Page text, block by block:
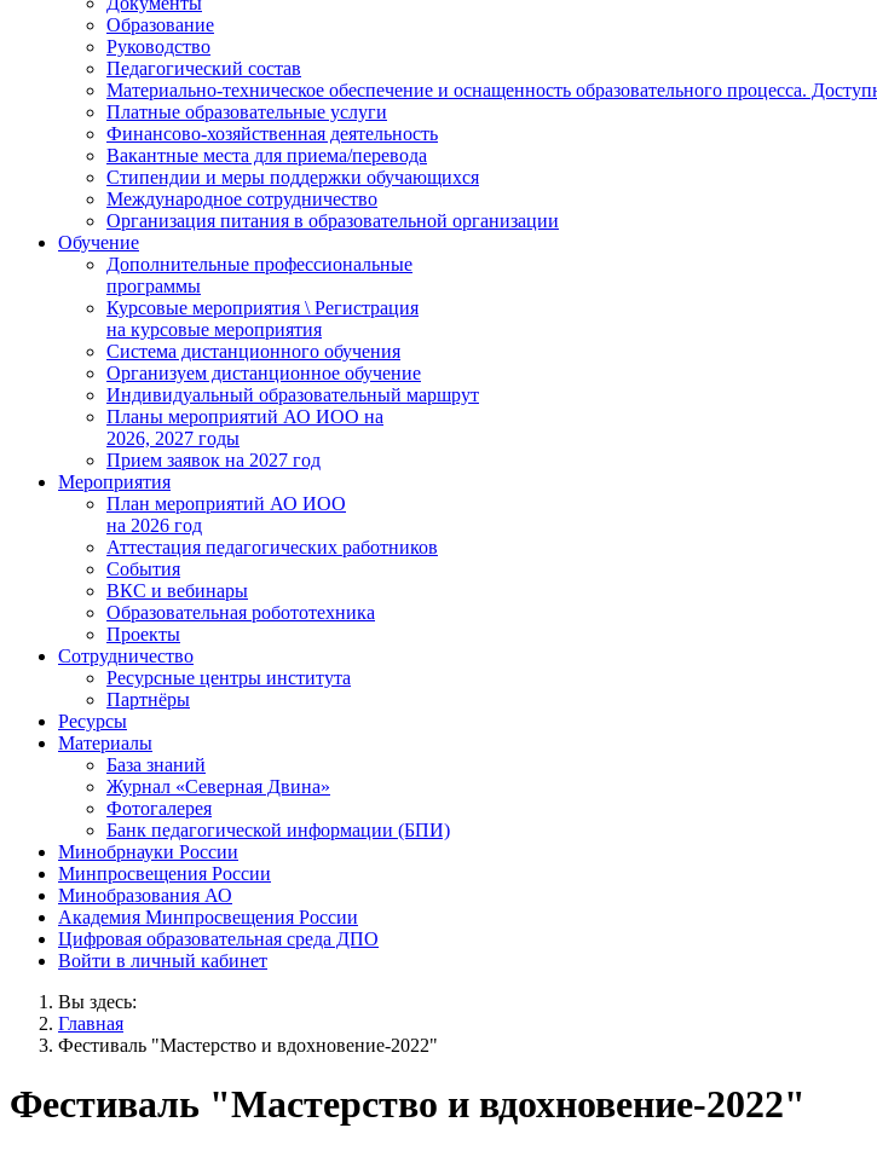
Образование
Руководство
Педагогический состав
Материально-техническое обеспечение и оснащенность образовательного процесса.
Платные образовательные услуги
Финансово-хозяйственная деятельность
Вакантные места для приема/перевода
Стипендии и меры поддержки обучающихся
Международное сотрудничество
Организация питания в образовательной организации
Обучение
Дополнительные профессиональные
программы
Курсовые мероприятия \ Регистрация
на курсовые мероприятия
Система дистанционного обучения
Организуем дистанционное обучение
Индивидуальный образовательный маршрут
Планы мероприятий АО ИОО на
2026, 2027 годы
Прием заявок на 2027 год
Мероприятия
План мероприятий АО ИОО
на 2026 год
Аттестация педагогических работников
События
ВКС и вебинары
Образовательная робототехника
Проекты
Сотрудничество
Ресурсные центры института
Партнёры
Ресурсы
Материалы
База знаний
Журнал «Северная Двина»
Фотогалерея
Банк педагогической информации (БПИ)
Минобрнауки России
Минпросвещения России
Минобразования АО
Академия Минпросвещения России
Цифровая образовательная среда ДПО
Войти в личный кабинет
Вы здесь:
Главная
Фестиваль "Мастерство и вдохновение-2022"
Фестиваль "Мастерство и вдохновение-2022"